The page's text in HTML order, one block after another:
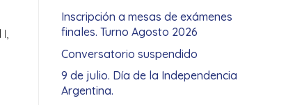
Inscripción a mesas de exámenes
finales. Turno Agosto 2026
Conversatorio suspendido
9 de julio. Día de la Independencia
Argentina.